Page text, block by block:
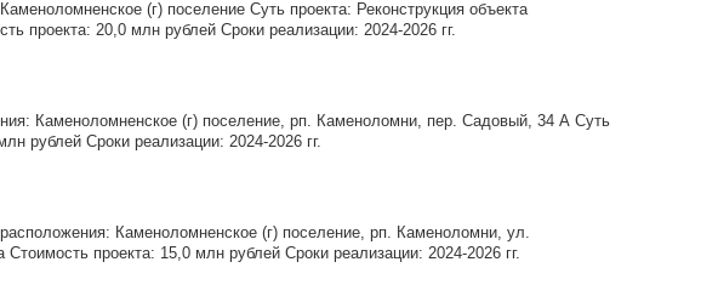
(г) поселение Суть проекта: Реконструкция объекта
проекта: 20,0 млн рублей Сроки реализации: 2024-2026 гг.
Каменоломненское (г) поселение, рп. Каменоломни, пер. Садовый, 34 А Суть
рублей Сроки реализации: 2024-2026 гг.
Каменоломненское (г) поселение, рп. Каменоломни, ул.
проекта: 15,0 млн рублей Сроки реализации: 2024-2026 гг.